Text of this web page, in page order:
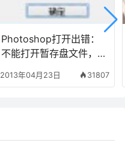
Photoshop打开出错：
不能打开暂存盘文件，因
需的访问权限
2013年04月23日 31807